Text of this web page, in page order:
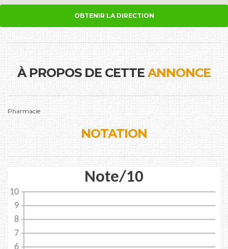
OBTENIR LA DIRECTION
À PROPOS DE CETTEANNONCE
Pharmacie
NOTATION